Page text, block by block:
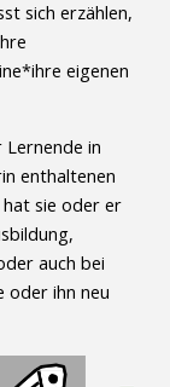
sich erzählen,
eigenen
in
enthaltenen
sie oder er
auch bei
oder ihn neu